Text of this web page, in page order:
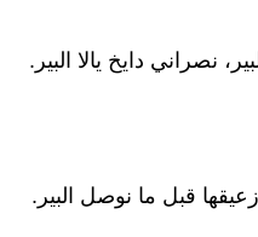
نصراني دايخ يالا البير.
قبل ما نوصل البير.